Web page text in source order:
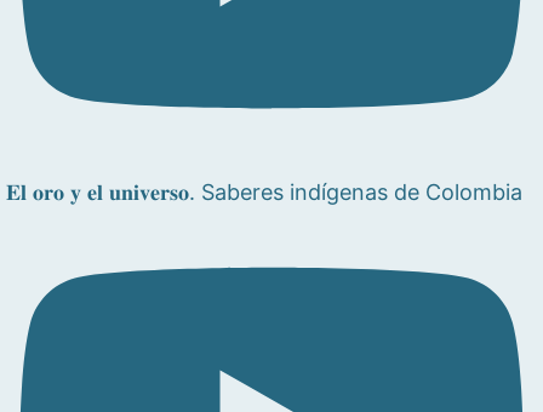
𝐄𝐥 𝐨𝐫𝐨 𝐲 𝐞𝐥 𝐮𝐧𝐢𝐯𝐞𝐫𝐬𝐨. Saberes indígenas de Colombia